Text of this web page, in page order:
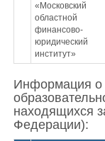
«Московский
областной
финансово-
юридический
институт»
Информация о
находящихся
Федерации):